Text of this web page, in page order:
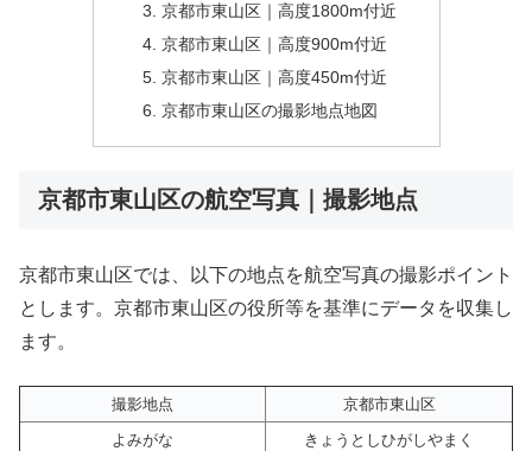
京都市東山区｜高度1800m付近
京都市東山区｜高度900m付近
京都市東山区｜高度450m付近
京都市東山区の撮影地点地図
京都市東山区の航空写真｜撮影地点
京都市東山区では、以下の地点を航空写真の撮影ポイント
とします。京都市東山区の役所等を基準にデータを収集し
ます。
撮影地点
京都市東山区
よみがな
きょうとしひがしやまく